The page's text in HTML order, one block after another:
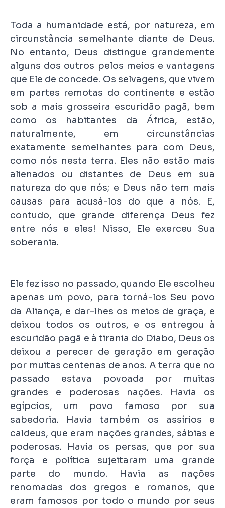
Toda a humanidade está, por natureza, em
circunstância semelhante diante de Deus.
No entanto, Deus distingue grandemente
alguns dos outros pelos meios e vantagens
que Ele de concede. Os selvagens, que vivem
em partes remotas do continente e estão
sob a mais grosseira escuridão pagã, bem
como os habitantes da África, estão,
naturalmente, em circunstâncias
exatamente semelhantes para com Deus,
como nós nesta terra. Eles não estão mais
alienados ou distantes de Deus em sua
natureza do que nós; e Deus não tem mais
causas para acusá-los do que a nós. E,
contudo, que grande diferença Deus fez
entre nós e eles! Nisso, Ele exerceu Sua
soberania.
Ele fez isso no passado, quando Ele escolheu
apenas um povo, para torná-los Seu povo
da Aliança, e dar-lhes os meios de graça, e
deixou todos os outros, e os entregou à
escuridão pagã e à tirania do Diabo, Deus os
deixou a perecer de geração em geração
por muitas centenas de anos. A terra que no
passado estava povoada por muitas
grandes e poderosas nações. Havia os
egípcios, um povo famoso por sua
sabedoria. Havia também os assírios e
caldeus, que eram nações grandes, sábias e
poderosas. Havia os persas, que por sua
força e política sujeitaram uma grande
parte do mundo. Havia as nações
renomadas dos gregos e romanos, que
eram famosos por todo o mundo por seus